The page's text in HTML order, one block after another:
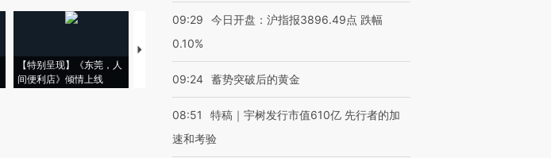
【特别呈现】《东莞，人
间便利店》倾情上线
【推广】走进第四届链博
会，让数智科技“链”接产
【特别呈现】寻找100种
有意思的生活方式·第三对
CFO：不靠规模取胜，华
09:29
今日开盘：沪指报3896.49点 跌幅
0.10%
09:24 蓄势突破后的黄金
08:51
特稿｜宇树发行市值610亿 先行者的加
速和考验